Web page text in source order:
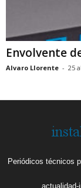
Envolvente
Alvaro Llorente - 25
Periódicos técnicos
actualidad-